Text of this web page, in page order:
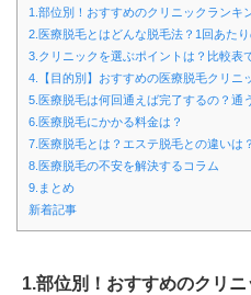
1.部位別！おすすめのクリニックランキ
2.医療脱毛とはどんな脱毛法？1回あた
3.クリニックを選ぶポイントは？比較表
4.【目的別】おすすめの医療脱毛クリニ
5.医療脱毛は何回通えば完了するの？通
6.医療脱毛にかかる料金は？
7.医療脱毛とは？エステ脱毛との違いは？
8.医療脱毛の不安を解決するコラム
9.まとめ
新着記事
1.部位別！おすすめのクリ